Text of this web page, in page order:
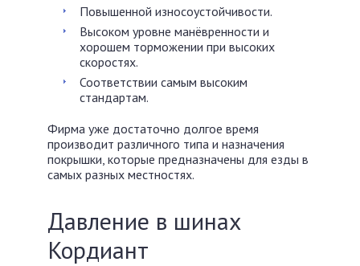
Повышенной износоустойчивости.
Высоком уровне манёвренности и
хорошем торможении при высоких
скоростях.
Соответствии самым высоким
стандартам.
Фирма уже достаточно долгое время
производит различного типа и назначения
покрышки, которые предназначены для езды в
самых разных местностях.
Давление в шинах
Кордиант